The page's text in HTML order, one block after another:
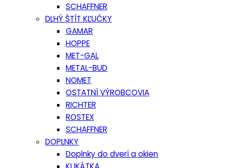
SCHAFFNER
DLHÝ ŠTÍT KĽUČKY
GAMAR
HOPPE
MET-GAL
METAL-BUD
NOMET
OSTATNÍ VÝROBCOVIA
RICHTER
ROSTEX
SCHAFFNER
DOPLNKY
Doplnky do dverí a okien